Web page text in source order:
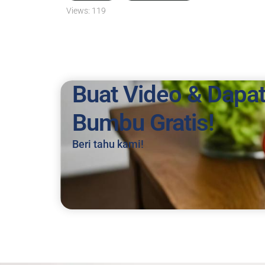
Views: 119
Buat Video &
Bumbu Gratis!
Beri tahu kami!